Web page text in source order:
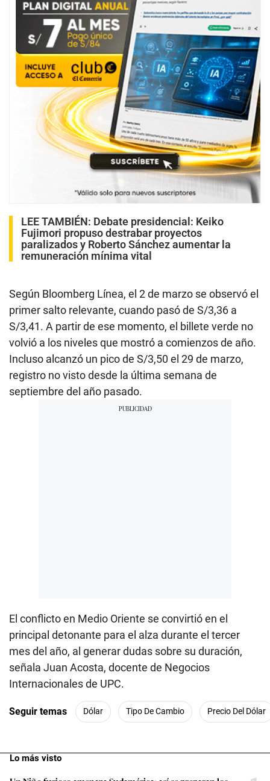
LEE TAMBIÉN: Debate presidencial: Keiko
Fujimori propuso destrabar proyectos
paralizados y Roberto Sánchez aumentar la
remuneración mínima vital
Según Bloomberg Línea, el 2 de marzo se observó el
primer salto relevante, cuando pasó de S/3,36 a
S/3,41. A partir de ese momento, el billete verde no
volvió a los niveles que mostró a comienzos de año.
Incluso alcanzó un pico de S/3,50 el 29 de marzo,
registro no visto desde la última semana de
septiembre del año pasado.
El conflicto en Medio Oriente se convirtió en el
principal detonante para el alza durante el tercer
mes del año, al generar dudas sobre su duración,
señala Juan Acosta, docente de Negocios
Internacionales de UPC.
Seguir temas Dólar Tipo De Cambio Precio Del Dólar
Lo más visto